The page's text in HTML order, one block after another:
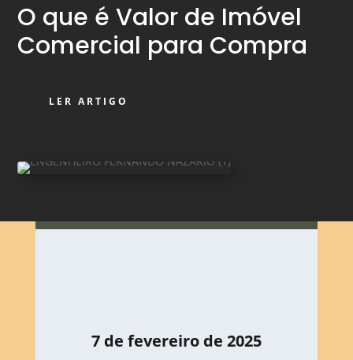
O que é Valor de Imóvel
Comercial para Compra
LER ARTIGO
7 de fevereiro de 2025